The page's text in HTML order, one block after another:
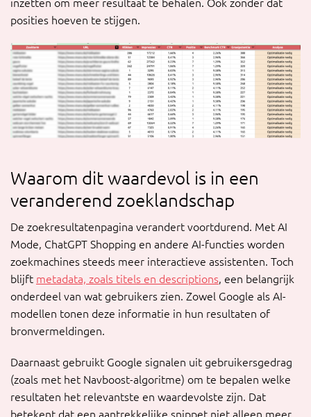
inzetten om meer resultaat te behalen. Ook zonder dat
posities hoeven te stijgen.
Waarom dit waardevol is in een
veranderend zoeklandschap
De zoekresultatenpagina verandert voortdurend. Met AI
Mode, ChatGPT Shopping en andere AI-functies worden
zoekmachines steeds meer interactieve assistenten. Toch
blijft metadata, zoals titels en descriptions, een belangrijk
onderdeel van wat gebruikers zien. Zowel Google als AI-
modellen tonen deze informatie in hun resultaten of
bronvermeldingen.
Daarnaast gebruikt Google signalen uit gebruikersgedrag
(zoals met het Navboost-algoritme) om te bepalen welke
resultaten het relevantste en waardevolste zijn. Dat